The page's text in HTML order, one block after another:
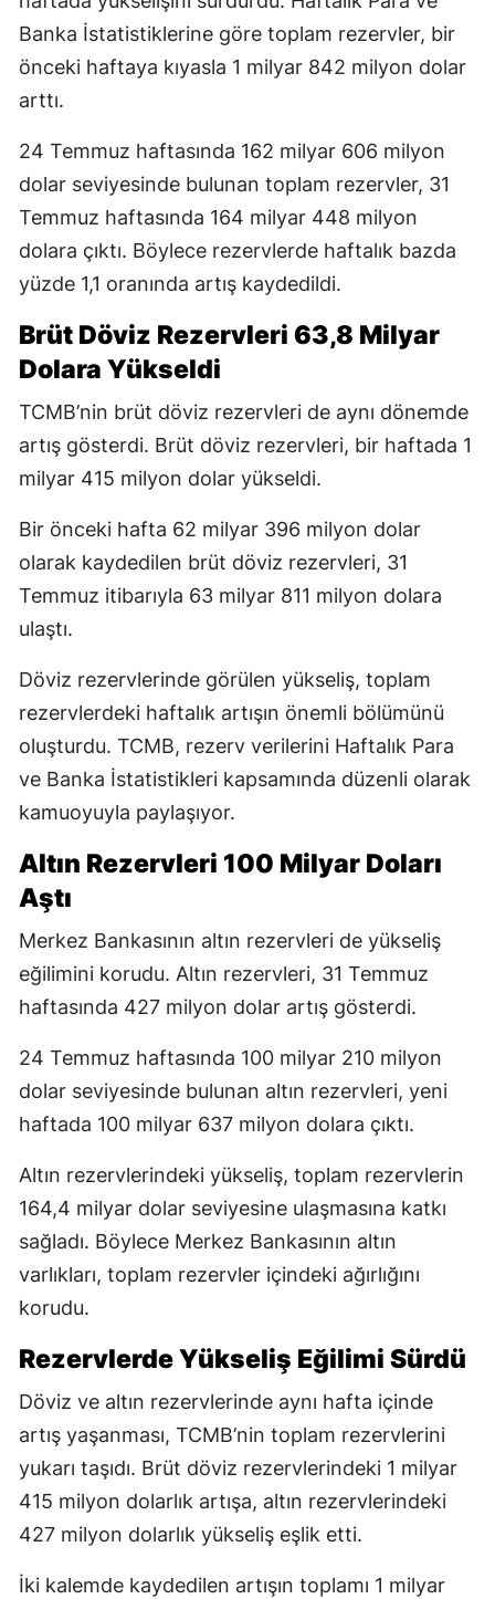
Banka İstatistiklerine göre toplam rezervler, bir
önceki haftaya kıyasla 1 milyar 842 milyon dolar
arttı.
24 Temmuz haftasında 162 milyar 606 milyon
dolar seviyesinde bulunan toplam rezervler, 31
Temmuz haftasında 164 milyar 448 milyon
dolara çıktı. Böylece rezervlerde haftalık bazda
yüzde 1,1 oranında artış kaydedildi.
Brüt Döviz Rezervleri 63,8 Milyar
Dolara Yükseldi
TCMB’nin brüt döviz rezervleri de aynı dönemde
artış gösterdi. Brüt döviz rezervleri, bir haftada 1
milyar 415 milyon dolar yükseldi.
Bir önceki hafta 62 milyar 396 milyon dolar
olarak kaydedilen brüt döviz rezervleri, 31
Temmuz itibarıyla 63 milyar 811 milyon dolara
ulaştı.
Döviz rezervlerinde görülen yükseliş, toplam
rezervlerdeki haftalık artışın önemli bölümünü
oluşturdu. TCMB, rezerv verilerini Haftalık Para
ve Banka İstatistikleri kapsamında düzenli olarak
kamuoyuyla paylaşıyor.
Altın Rezervleri 100 Milyar Doları
Aştı
Merkez Bankasının altın rezervleri de yükseliş
eğilimini korudu. Altın rezervleri, 31 Temmuz
haftasında 427 milyon dolar artış gösterdi.
24 Temmuz haftasında 100 milyar 210 milyon
dolar seviyesinde bulunan altın rezervleri, yeni
haftada 100 milyar 637 milyon dolara çıktı.
Altın rezervlerindeki yükseliş, toplam rezervlerin
164,4 milyar dolar seviyesine ulaşmasına katkı
sağladı. Böylece Merkez Bankasının altın
varlıkları, toplam rezervler içindeki ağırlığını
korudu.
Rezervlerde Yükseliş Eğilimi Sürdü
Döviz ve altın rezervlerinde aynı hafta içinde
artış yaşanması, TCMB’nin toplam rezervlerini
yukarı taşıdı. Brüt döviz rezervlerindeki 1 milyar
415 milyon dolarlık artışa, altın rezervlerindeki
427 milyon dolarlık yükseliş eşlik etti.
İki kalemde kaydedilen artışın toplamı 1 milyar